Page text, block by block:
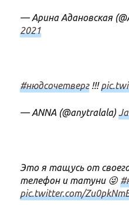
— Арина Адановская
2021
#нюдсочетверг!!!
— ANNA (@anytralala)
Это я тащусь от
телефон и татуни 😜
pic.twitter.com/